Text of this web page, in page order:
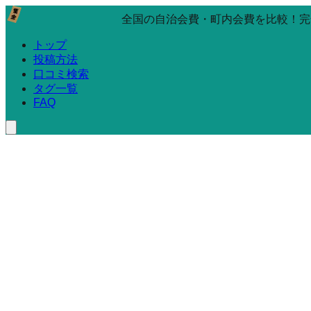
全国の自治会費・町内会費を比較！
トップ
投稿方法
口コミ検索
タグ一覧
FAQ